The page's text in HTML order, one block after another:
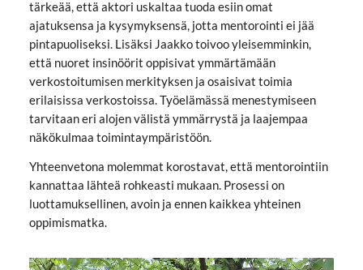
tärkeää, että aktori uskaltaa tuoda esiin omat
ajatuksensa ja kysymyksensä, jotta mentorointi ei jää
pintapuoliseksi. Lisäksi Jaakko toivoo yleisemminkin,
että nuoret insinöörit oppisivat ymmärtämään
verkostoitumisen merkityksen ja osaisivat toimia
erilaisissa verkostoissa. Työelämässä menestymiseen
tarvitaan eri alojen välistä ymmärrystä ja laajempaa
näkökulmaa toimintaympäristöön.
Yhteenvetona molemmat korostavat, että mentorointiin
kannattaa lähteä rohkeasti mukaan. Prosessi on
luottamuksellinen, avoin ja ennen kaikkea yhteinen
oppimismatka.